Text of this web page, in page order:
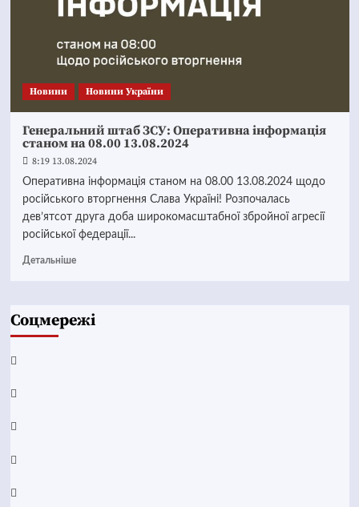
Новини Новини України
Генеральний штаб ЗСУ: Оперативна інформація
станом на 08.00 13.08.2024
8:19 13.08.2024
Оперативна інформація станом на 08.00 13.08.2024 щодо
російського вторгнення Слава Україні! Розпочалась
дев’ятсот друга доба широкомасштабної збройної агресії
російської федерації...
Детальніше
Соцмережі
Facebook
YouTube
Telegram
Instagram
Twitter